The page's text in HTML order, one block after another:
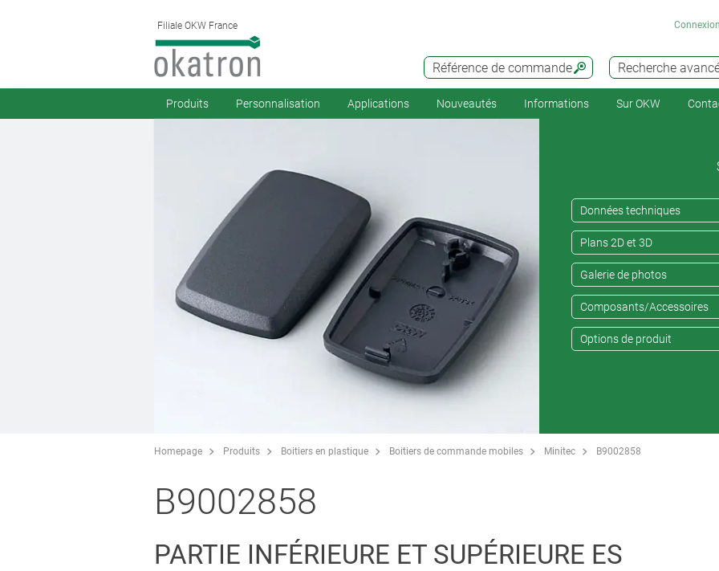
Filiale OKW France
Recherche
Référence de commande
Connexion
Produits Personnalisation Applications Nouveautés Informations Sur OKW
Données techniques
Plans 2D et 3D
Galerie de photos
Composants/Accessoires
Options de produit
Homepage Produits Boitiers en plastique Boitiers de commande mobiles Minitec B9002858
B9002858
PARTIE INFÉRIEURE ET SUPÉRIEURE ES